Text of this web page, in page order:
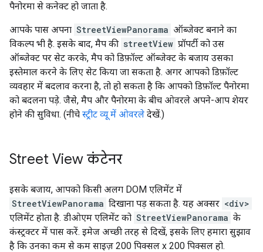
पैनोरमा से कनेक्ट हो जाता है.
आपके पास अपना StreetViewPanorama ऑब्जेक्ट बनाने का
विकल्प भी है. इसके बाद, मैप की streetView प्रॉपर्टी को उस
ऑब्जेक्ट पर सेट करके, मैप को डिफ़ॉल्ट ऑब्जेक्ट के बजाय उसका
इस्तेमाल करने के लिए सेट किया जा सकता है. अगर आपको डिफ़ॉल्ट
व्यवहार में बदलाव करना है, तो हो सकता है कि आपको डिफ़ॉल्ट पैनोरमा
को बदलना पड़े. जैसे, मैप और पैनोरमा के बीच ओवरले अपने-आप शेयर
होने की सुविधा. (नीचे स्ट्रीट व्यू में ओवरले देखें.)
Street View कंटेनर
इसके बजाय, आपको किसी अलग DOM एलिमेंट में
StreetViewPanorama दिखाना पड़ सकता है. यह अक्सर <div>
एलिमेंट होता है. डीओएम एलिमेंट को StreetViewPanorama के
कंस्ट्रक्टर में पास करें. इमेज अच्छी तरह से दिखें, इसके लिए हमारा सुझाव
है कि उनका कम से कम साइज़ 200 पिक्सल x 200 पिक्सल हो.